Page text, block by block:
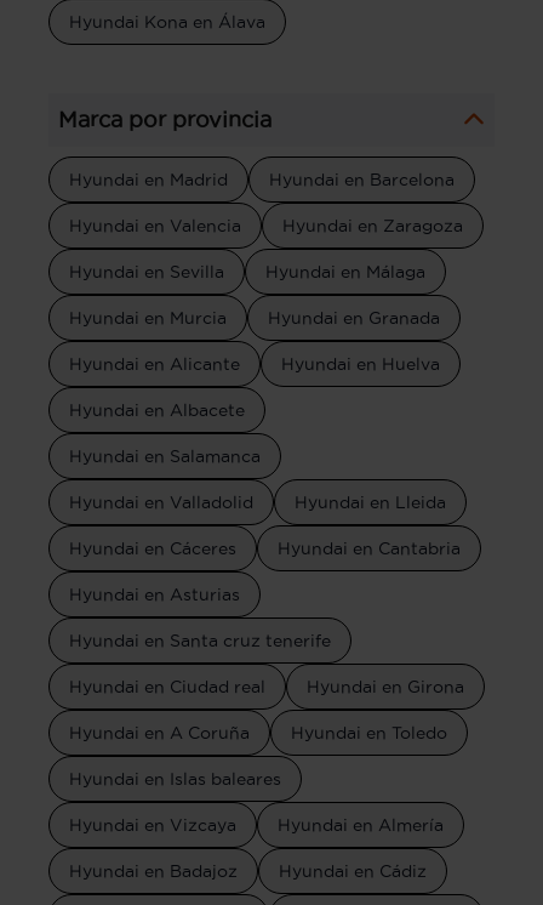
Hyundai Kona en Álava
Marca por provincia
Hyundai en Madrid Hyundai en Barcelona
Hyundai en Valencia Hyundai en Zaragoza
Hyundai en Sevilla Hyundai en Málaga
Hyundai en Murcia Hyundai en Granada
Hyundai en Alicante Hyundai en Huelva
Hyundai en Albacete
Hyundai en Salamanca
Hyundai en Valladolid Hyundai en Lleida
Hyundai en Cáceres Hyundai en Cantabria
Hyundai en Asturias
Hyundai en Santa cruz tenerife
Hyundai en Ciudad real Hyundai en Girona
Hyundai en A Coruña Hyundai en Toledo
Hyundai en Islas baleares
Hyundai en Vizcaya Hyundai en Almería
Hyundai en Badajoz Hyundai en Cádiz